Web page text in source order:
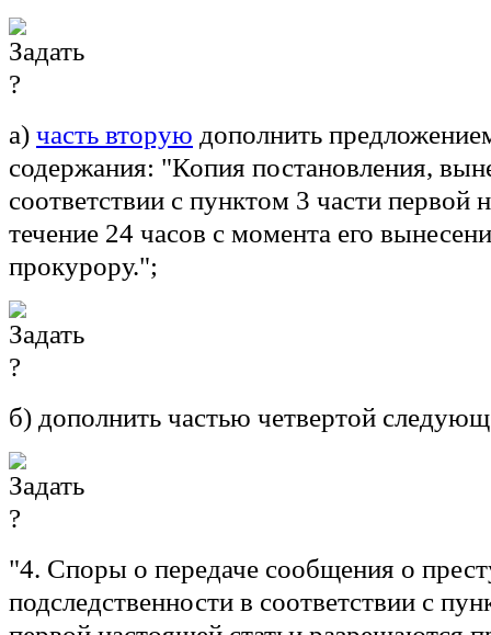
а) часть вторую дополнить
содержания: "Копия постановления,
соответствии с пунктом 3 части первой
течение 24 часов с момента его
прокурору.";
б) дополнить частью четвертой
"4. Споры о передаче сообщения о
подследственности в соответствии с